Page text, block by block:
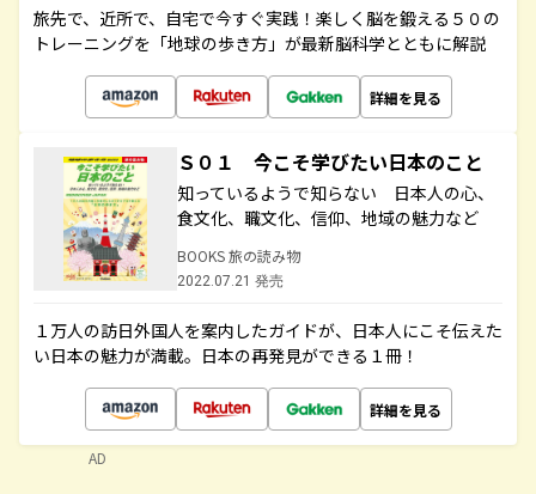
旅先で、近所で、自宅で今すぐ実践！楽しく脳を鍛える５０の
トレーニングを「地球の歩き方」が最新脳科学とともに解説
詳細を見る
Ｓ０１ 今こそ学びたい日本のこと
知っているようで知らない 日本人の心、
食文化、職文化、信仰、地域の魅力など
BOOKS 旅の読み物
2022.07.21 発売
１万人の訪日外国人を案内したガイドが、日本人にこそ伝えた
い日本の魅力が満載。日本の再発見ができる１冊！
詳細を見る
AD